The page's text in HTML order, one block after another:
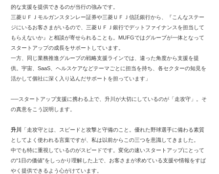
的な支援を提供できるのが当行の強みです。
三菱ＵＦＪモルガンスタンレー証券や三菱ＵＦＪ信託銀行から、『こんなステー
ジにいるお客さまがいるので、三菱ＵＦＪ銀行でデットファイナンスを担当して
もらえないか』と相談が寄せられることも。MUFGではグループが一体となって
スタートアップの成長をサポートしています。
一方、同じ業務推進グループの戦略支援ラインでは、違った角度から支援を提
供。宇宙、SaaS、ヘルスケアなどテーマごとに担当を持ち、各セクターの知見を
活かして個社に深く入り込んだサポートを担っています」
──スタートアップ支援に携わる上で、升川が大切にしているのが「走攻守」。そ
の真意をこう説明します。
升川
「走攻守とは、スピードと攻撃と守備のこと。優れた野球選手に備わる素質
としてよく使われる言葉ですが、私は以前からこの三つを意識してきました。
中でも特に重視しているのがスピードです。変化の速いスタートアップにとって
の“1日の価値”をしっかり理解した上で、お客さまが求めている支援や情報をすば
やく提供できるよう心がけています。